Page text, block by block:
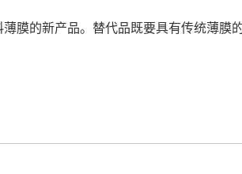
膜的新产品。替代品既要具有传统薄膜